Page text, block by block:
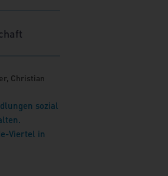
Christian
sozial
Viertel in